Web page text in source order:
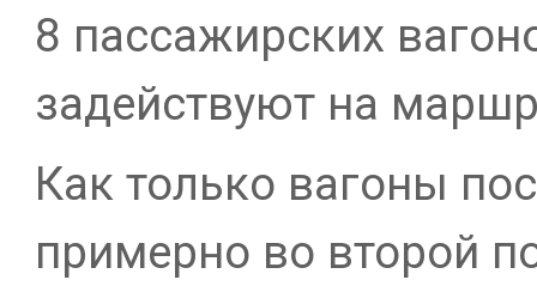
8 пассажирских
задействуют на
Как только вагоны
примерно во второй